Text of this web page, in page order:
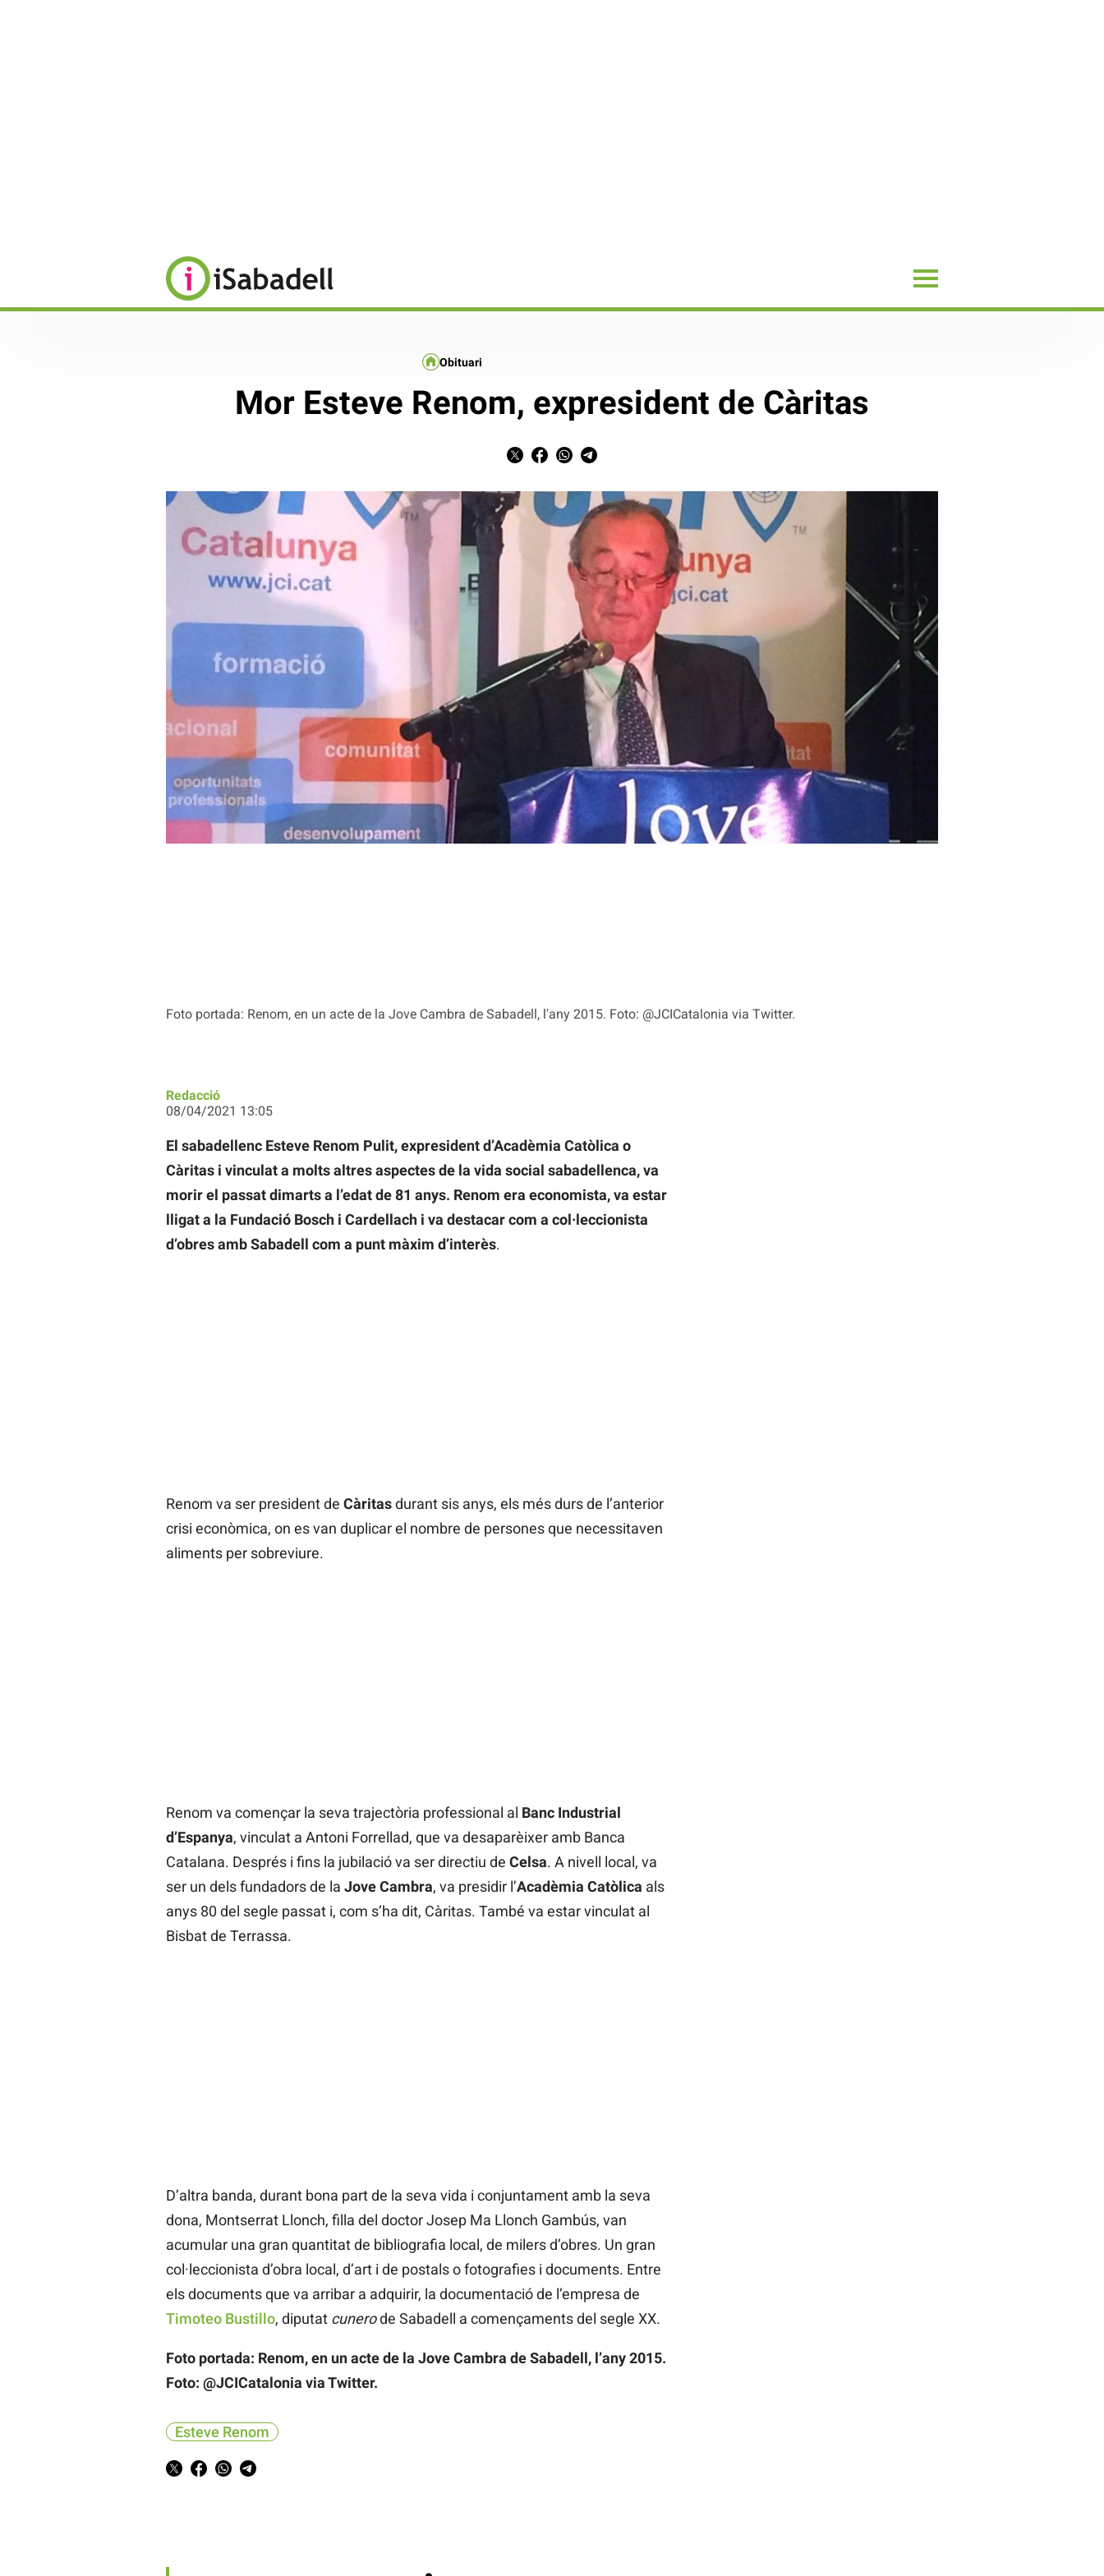
Foto portada: Renom, en un acte de la Jove Cambra de Sabadell, l'any 2015. Foto: @JCICatalonia via Twitter.
Obituari
Mor Esteve Renom, expresident de Càritas
Redacció
08/04/2021 13:05
El sabadellenc Esteve Renom Pulit, expresident d’Acadèmia Catòlica o
Càritas i vinculat a molts altres aspectes de la vida social sabadellenca, va
morir el passat dimarts a l’edat de 81 anys. Renom era economista, va estar
lligat a la Fundació Bosch i Cardellach i va destacar com a col·leccionista
d’obres amb Sabadell com a punt màxim d’interès.
Renom va ser president de Càritasdurant sis anys, els més durs de l’anterior
crisi econòmica, on es van duplicar el nombre de persones que necessitaven
aliments per sobreviure.
Renom va començar la seva trajectòria professional al Banc Industrial
d’Espanya, vinculat a Antoni Forrellad, que va desaparèixer amb Banca
Catalana. Després i fins la jubilació va ser directiu de Celsa. A nivell local, va
ser un dels fundadors de la Jove Cambra, va presidir l’Acadèmia Catòlica als
anys 80 del segle passat i, com s’ha dit, Càritas. També va estar vinculat al
Bisbat de Terrassa.
D’altra banda, durant bona part de la seva vida i conjuntament amb la seva
dona, Montserrat Llonch, filla del doctor Josep Ma Llonch Gambús, van
acumular una gran quantitat de bibliografia local, de milers d’obres. Un gran
col·leccionista d’obra local, d’art i de postals o fotografies i documents. Entre
els documents que va arribar a adquirir, la documentació de l’empresa de
Timoteo Bustillo, diputat cunerode Sabadell a començaments del segle XX.
Foto portada: Renom, en un acte de la Jove Cambra de Sabadell, l’any 2015.
Foto: @JCICatalonia via Twitter.
Esteve Renom